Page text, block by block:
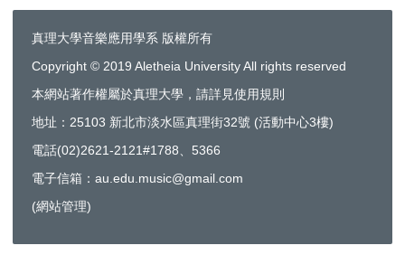
真理大學音樂應用學系 版權所有
Copyright © 2019 Aletheia University All rights reserved
本網站著作權屬於真理大學，請詳見使用規則
地址：25103 新北市淡水區真理街32號 (活動中心3樓)
電話(02)2621-2121#1788、5366
電子信箱：au.edu.music@gmail.com
(網站管理)